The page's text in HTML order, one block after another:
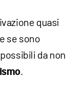
quasi
se sono
da non
.